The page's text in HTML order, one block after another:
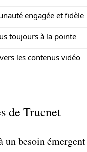
engagée et fidèle
toujours à la pointe
les contenus vidéo
de Trucnet
un besoin émergent